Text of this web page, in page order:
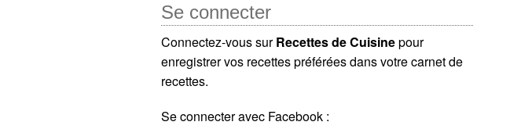
Se connecter
Connectez-vous surRecettes de Cuisinepour
enregistrer vos recettes préférées dans votre carnet de
recettes.
Se connecter avec Facebook :